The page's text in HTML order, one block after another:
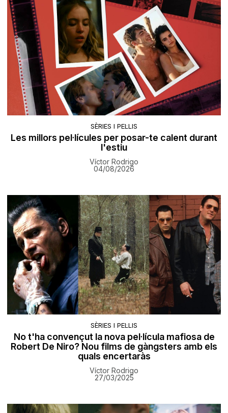
SÈRIES I PEL·LIS
Les millors pel·lícules per posar-te calent durant
l'estiu
Víctor Rodrigo
04/08/2026
SÈRIES I PEL·LIS
No t'ha convençut la nova pel·lícula mafiosa de
Robert De Niro? Nou films de gàngsters amb els
quals encertaràs
Víctor Rodrigo
27/03/2025